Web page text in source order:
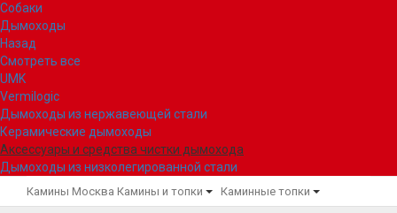
Собаки
Дымоходы
Назад
Смотреть все
UMK
Vermilogic
Дымоходы из нержавеющей стали
Керамические дымоходы
Аксессуары и средства чистки дымохода
Дымоходы из низколегированной стали
Камины Москва Камины и топки Каминные топки